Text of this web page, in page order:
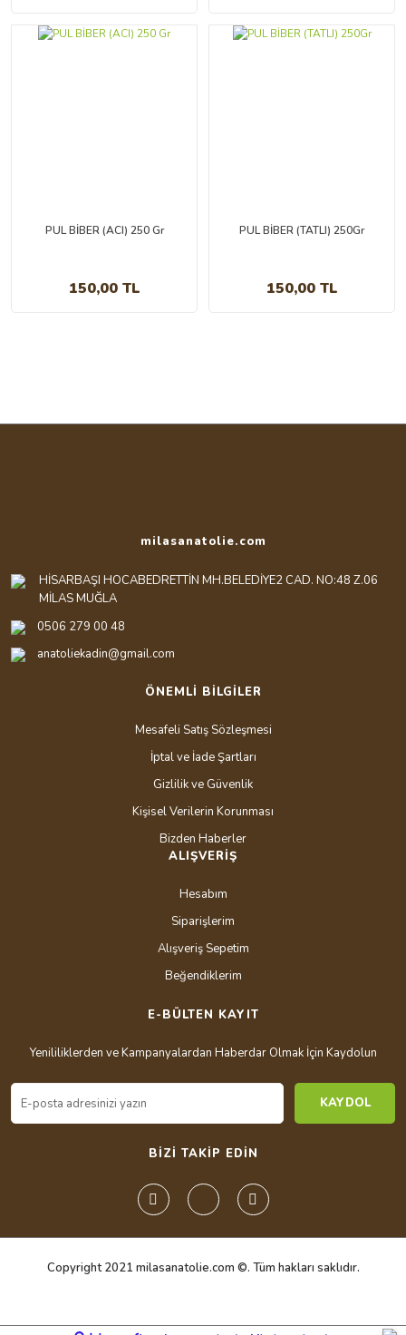
PUL BİBER (ACI) 250 Gr
150,00 TL
PUL BİBER (TATLI) 250Gr
150,00 TL
milasanatolie.com
HİSARBAŞI HOCABEDRETTİN MH.BELEDİYE2 CAD. NO:48 Z.06
MİLAS MUĞLA
0506 279 00 48
anatoliekadin@gmail.com
ÖNEMLİ BİLGİLER
Mesafeli Satış Sözleşmesi
İptal ve İade Şartları
Gizlilik ve Güvenlik
Kişisel Verilerin Korunması
Bizden Haberler
ALIŞVERİŞ
Hesabım
Siparişlerim
Alışveriş Sepetim
Beğendiklerim
E-BÜLTEN KAYIT
Yenililiklerden ve Kampanyalardan Haberdar Olmak İçin Kaydolun
KAYDOL
BİZİ TAKİP EDİN
Copyright 2021 milasanatolie.com ©. Tüm hakları saklıdır.